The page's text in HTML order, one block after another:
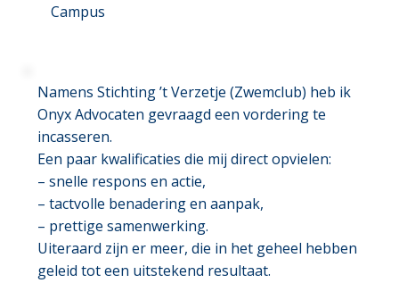
Campus
Namens Stichting ’t Verzetje (Zwemclub) heb ik
Onyx Advocaten gevraagd een vordering te
incasseren.
Een paar kwalificaties die mij direct opvielen:
– snelle respons en actie,
– tactvolle benadering en aanpak,
– prettige samenwerking.
Uiteraard zijn er meer, die in het geheel hebben
geleid tot een uitstekend resultaat.